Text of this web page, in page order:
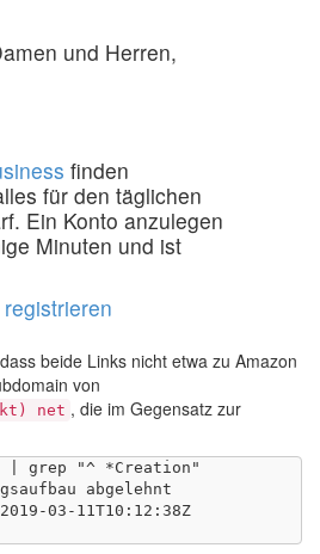
und Herren,
finden
für den täglichen
Ein Konto anzulegen
Minuten und ist
beide Links nicht etwa zu Amazon
von
net , die im Gegensatz zur
| grep "^ *Creation"
abgelehnt
03-11T10:12:38Z